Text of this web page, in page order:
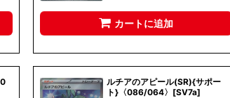
カートに追加
ルチアのアピール(SR){サポー
ト}〈086/064〉[SV7a]